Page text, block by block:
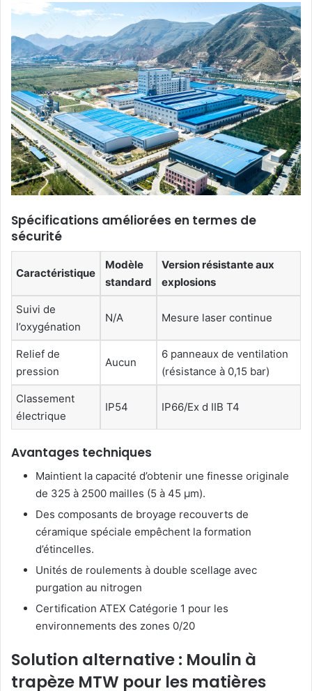
Spécifications améliorées en termes de
sécurité
Caractéristique
Modèle
standard
Version résistante aux
explosions
Suivi de
l’oxygénation
N/A Mesure laser continue
Relief de
pression
Aucun
6 panneaux de ventilation
(résistance à 0,15 bar)
Classement
électrique
IP54 IP66/Ex d IIB T4
Avantages techniques
Maintient la capacité d’obtenir une finesse originale
de 325 à 2500 mailles (5 à 45 μm).
Des composants de broyage recouverts de
céramique spéciale empêchent la formation
d’étincelles.
Unités de roulements à double scellage avec
purgation au nitrogen
Certification ATEX Catégorie 1 pour les
environnements des zones 0/20
Solution alternative : Moulin à
trapèze MTW pour les matières